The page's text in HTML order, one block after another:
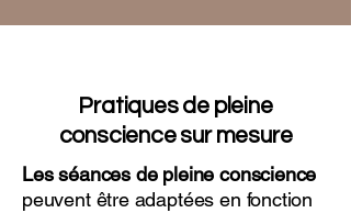
Pratiques de pleine
conscience sur mesure
Les séances de pleine conscience
peuvent être adaptées en fonction